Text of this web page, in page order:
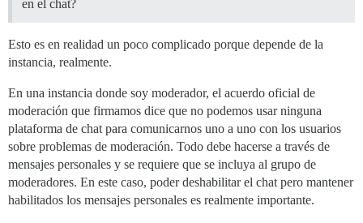
en el chat?
Esto es en realidad un poco complicado porque depende de la
instancia, realmente.
En una instancia donde soy moderador, el acuerdo oficial de
moderación que firmamos dice que no podemos usar ninguna
plataforma de chat para comunicarnos uno a uno con los usuarios
sobre problemas de moderación. Todo debe hacerse a través de
mensajes personales y se requiere que se incluya al grupo de
moderadores. En este caso, poder deshabilitar el chat pero mantener
habilitados los mensajes personales es realmente importante.